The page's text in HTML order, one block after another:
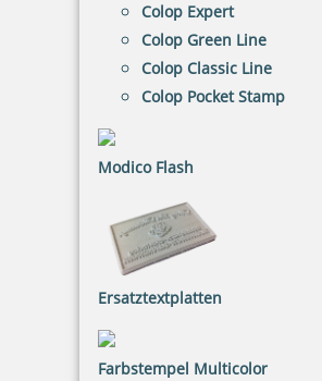
Colop Expert
Colop Green Line
Colop Classic Line
Colop Pocket Stamp
Modico Flash
Ersatztextplatten
Farbstempel Multicolor
ohne Text
runde Form
viereckig